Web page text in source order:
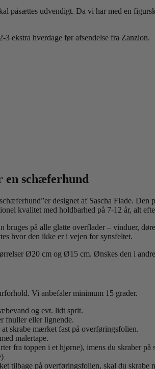
påsættes udvendigt. Da vi har med en
ekstra hverdage før afsendelse fra Zanzion.
en schæferhund
designet af Sascha Flade.
kvalitet med holdbarhed på 7-12 år, alt
på alle glatte overflader – vinduer,
hvor den ikke er i vejen for synsfeltet.
Ø20 cm og Ø15 cm. Ønskes den i
Vi anbefaler minimum 15 grader.
og evt. lidt sprit.
fnuller eller lignende.
skrabe mærket fast på overføringsfolien.
malertape.
fra toppen i et hjørne), imens du skraber
på overføringsfolien, skal du skrabe